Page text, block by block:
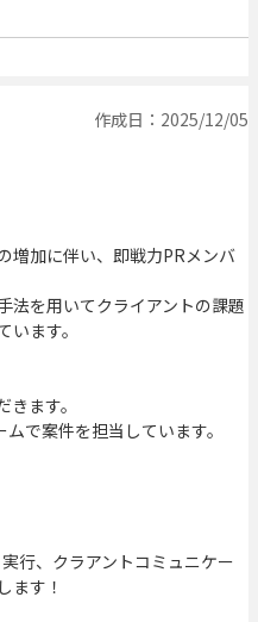
作成日：2025/12/05
増加に伴い、即戦力PRメンバ
法を用いてクライアントの課題
ます。
ます。
で案件を担当しています。
行、クラアントコミュニケー
ます！